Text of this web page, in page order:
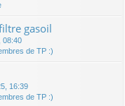
gasoil
08:40
de TP :)
16:39
de TP :)